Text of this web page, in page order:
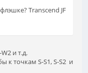
Transcend JF
и т.д.
к точкам S-S1, S-S2 и